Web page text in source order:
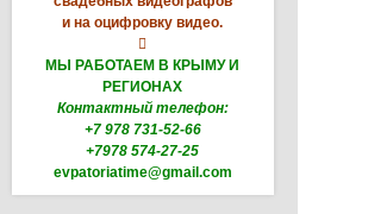
и на оцифровку видео.

МЫ РАБОТАЕМ В КРЫМУ И
РЕГИОНАХ
Контактный телефон:
+7 978 731-52-66
+7978 574-27-25
evpatoriatime@gmail.com